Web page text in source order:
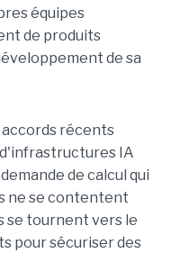
équipes
de produits
de sa
accords récents
IA
de calcul qui
ne se contentent
se tournent vers le
pour sécuriser des